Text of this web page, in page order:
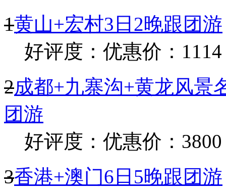
1黄山+宏村3日2晚跟团游
好评度： 优惠价：1114
2成都+九寨沟+黄龙风景
团游
好评度： 优惠价：3800
3香港+澳门6日5晚跟团游